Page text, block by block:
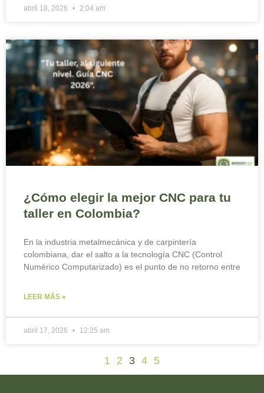
abril 18, 2026 2:04 am
¿Cómo elegir la mejor CNC para tu
taller en Colombia?
En la industria metalmecánica y de carpintería
colombiana, dar el salto a la tecnología CNC (Control
Numérico Computarizado) es el punto de no retorno entre
LEER MÁS »
abril 17, 2026 12:25 am
1 2 3 4 5